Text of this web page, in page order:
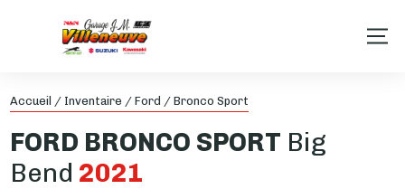
Accueil / Inventaire / Ford / Bronco Sport
FORD BRONCO SPORT Big
Bend 2021